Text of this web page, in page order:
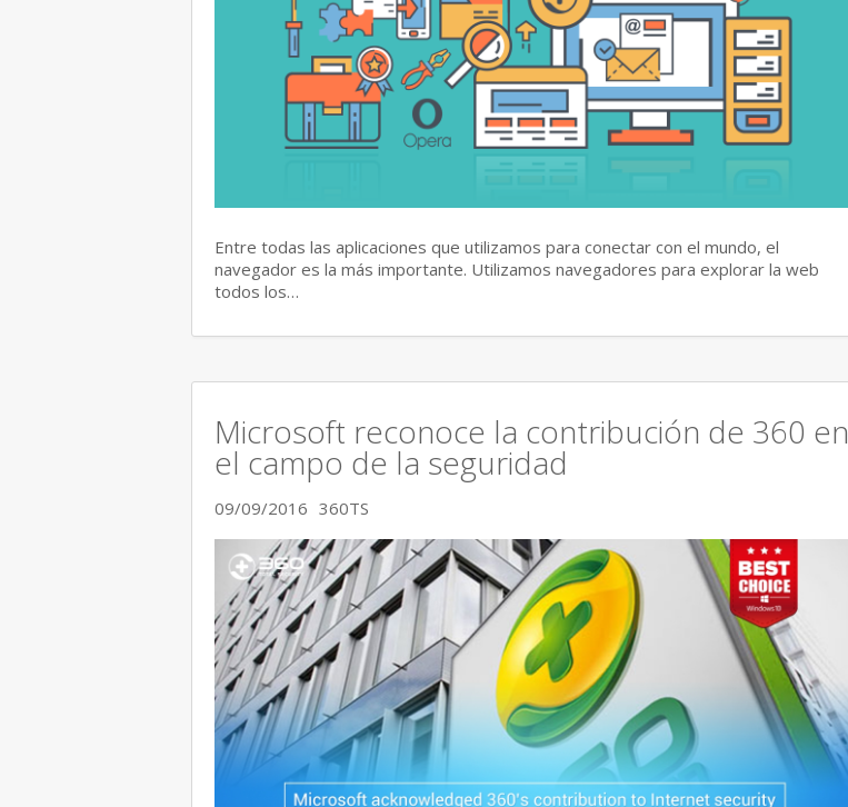
Entre todas las aplicaciones que utilizamos para conectar con el mundo, el
navegador es la más importante. Utilizamos navegadores para explorar la web
todos los…
Microsoft reconoce la contribución de 360 en
el campo de la seguridad
09/09/2016 360TS